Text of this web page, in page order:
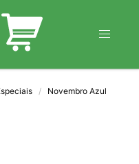
Novembro Azul